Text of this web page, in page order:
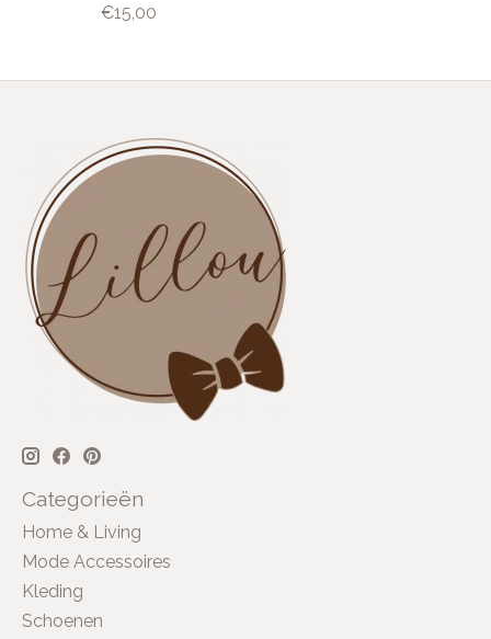
€15,00
Categorieën
Home & Living
Mode Accessoires
Kleding
Schoenen